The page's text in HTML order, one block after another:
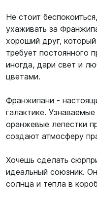
Не стоит
ухаживать за
хороший друг,
требует постоянного
иногда, дари свет и
цветами.
Франжипани -
галактике.
оранжевые лепестки
создают атмосферу
Хочешь сделать
идеальный союзник.
солнца и тепла в